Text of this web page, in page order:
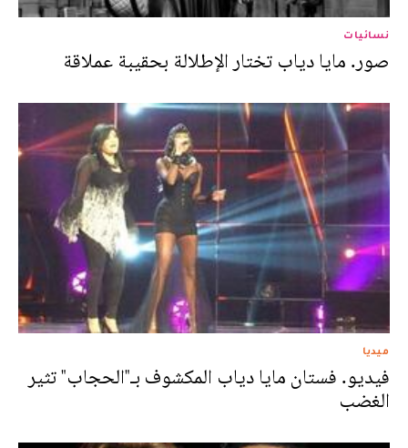
نسائيات
صور. مايا دياب تختار الإطلالة بحقيبة عملاقة
ميديا
فيديو. فستان مايا دياب المكشوف بـ"الحجاب" تثير
الغضب